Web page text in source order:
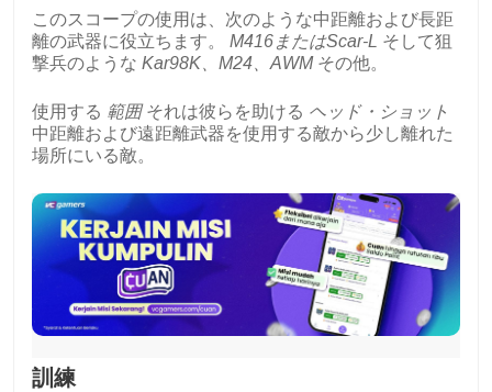
このスコープの使用は、次のような中距離および長距
離の武器に役立ちます。 M416またはScar-L そして狙
撃兵のような Kar98K、M24、AWMその他。
使用する 範囲それは彼らを助ける ヘッド・ショット
中距離および遠距離武器を使用する敵から少し離れた
場所にいる敵。
訓練